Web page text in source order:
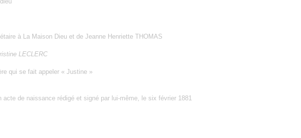
à La Maison Dieu et de Jeanne Henriette THOMAS
LECLERC
qui se fait appeler « Justine »
de naissance rédigé et signé par lui-même, le six février 1881